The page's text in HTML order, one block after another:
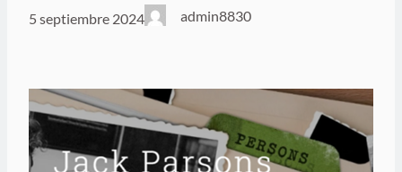
5 septiembre 2024 admin8830